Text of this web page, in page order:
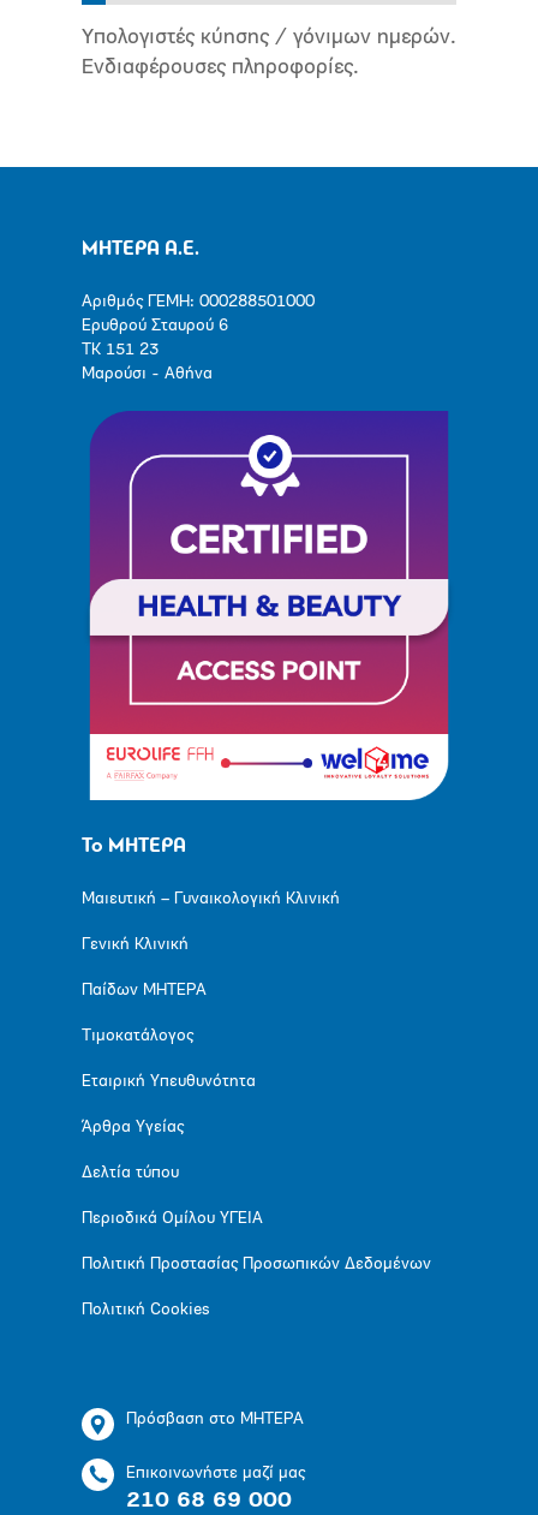
Υπολογιστές κύησης / γόνιμων ημερών.
Ενδιαφέρουσες πληροφορίες.
ΜΗΤΕΡΑ Α.Ε.
Αριθμός ΓΕΜΗ: 000288501000
Ερυθρού Σταυρού 6
ΤΚ 151 23
Μαρούσι - Αθήνα
Το ΜΗΤΕΡΑ
Μαιευτική – Γυναικολογική Κλινική
Γενική Κλινική
Παίδων ΜΗΤΕΡΑ
Τιμοκατάλογος
Εταιρική Υπευθυνότητα
Άρθρα Υγείας
Δελτία τύπου
Περιοδικά Ομίλου ΥΓΕΙΑ
Πολιτική Προστασίας Προσωπικών Δεδομένων
Πολιτική Cookies
Πρόσβαση στο ΜΗΤΕΡΑ
Επικοινωνήστε μαζί μας
210 68 69 000